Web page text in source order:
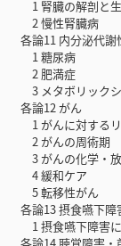
1 腎臓の解剖と
2 慢性腎臓病
各論11 内分泌代謝
1 糖尿病
2 肥満症
3 メタボリックシ
各論12 がん
1 がんに対するリ
2 がんの周術期
3 がんの化学・放
4 緩和ケア
5 転移性がん
各論13 摂食嚥下障
1 摂食嚥下障害に